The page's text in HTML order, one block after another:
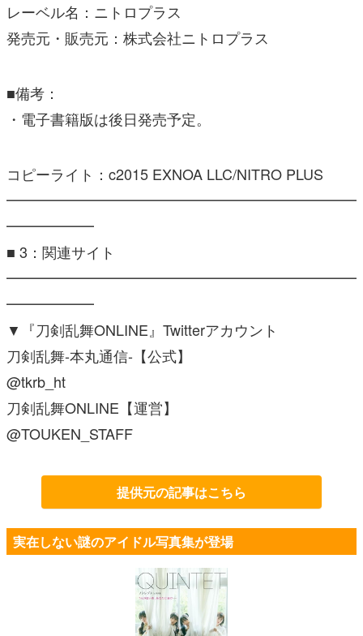
レーベル名：ニトロプラス
発売元・ 販売元：株式会社ニトロプラス
■備考：
・電子書籍版は後日発売予定。
コピーライト：c2015 EXNOA LLC/NITRO PLUS
━━━━━━━━━━━━━━━━━━━━━━━━
━━━━━━
■ 3：関連サイト
━━━━━━━━━━━━━━━━━━━━━━━━
━━━━━━
▼『刀剣乱舞ONLINE』Twitterアカウント
刀剣乱舞-本丸通信-【公式】
@tkrb_ht
刀剣乱舞ONLINE【運営】
@TOUKEN_STAFF
提供元の記事はこちら
実在しない謎のアイドル写真集が登場